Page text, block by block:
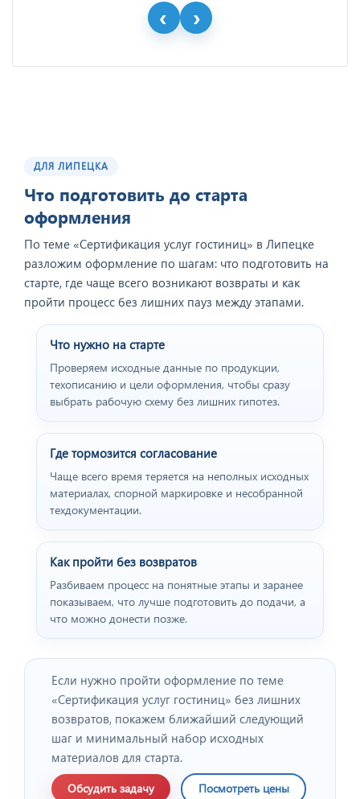
ДЛЯ ЛИПЕЦКА
Что подготовить до старта
оформления
По теме «Сертификация услуг гостиниц» в Липецке
разложим оформление по шагам: что подготовить на
старте, где чаще всего возникают возвраты и как
пройти процесс без лишних пауз между этапами.
Что нужно на старте
Проверяем исходные данные по продукции,
техописанию и цели оформления, чтобы сразу
выбрать рабочую схему без лишних гипотез.
Где тормозится согласование
Чаще всего время теряется на неполных исходных
материалах, спорной маркировке и несобранной
техдокументации.
Как пройти без возвратов
Разбиваем процесс на понятные этапы и заранее
показываем, что лучше подготовить до подачи, а
что можно донести позже.
Если нужно пройти оформление по теме
«Сертификация услуг гостиниц» без лишних
возвратов, покажем ближайший следующий
шаг и минимальный набор исходных
материалов для старта.
Обсудить задачу Посмотреть цены